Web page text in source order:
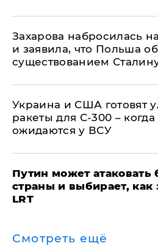
​Захарова набросилась
и заявила, что Польша
существованием
Украина и США готовят
ракеты для С-300 –
ожидаются у ВСУ
Путин может атаковать
страны и выбирает, как
LRT
Смотреть ещё